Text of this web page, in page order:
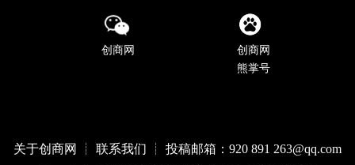
创商网
创商网
熊掌号
关于创商网 ┊ 联系我们 ┊ 投稿邮箱：920 891 263@qq.com